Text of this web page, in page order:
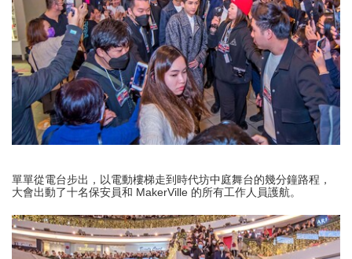
單單從電台步出，以電動樓梯走到時代坊中庭舞台的幾分鐘路程，
大會出動了十名保安員和 MakerVille 的所有工作人員護航。